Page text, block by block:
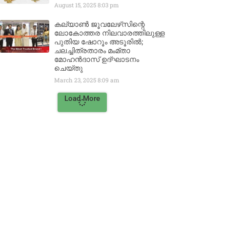
August 15, 20258:03 pm
കല്യാൺ ജൂവലേഴ്‌സിന്റെ
ലോകോത്തര നിലവാരത്തിലുള്ള
പുതിയ ഷോറൂം അടൂരിൽ;
ചലച്ചിത്രതാരം മംമ്താ
മോഹൻദാസ് ഉദ്ഘാടനം
ചെയ്‌തു
March 23, 20258:09 am
Load More